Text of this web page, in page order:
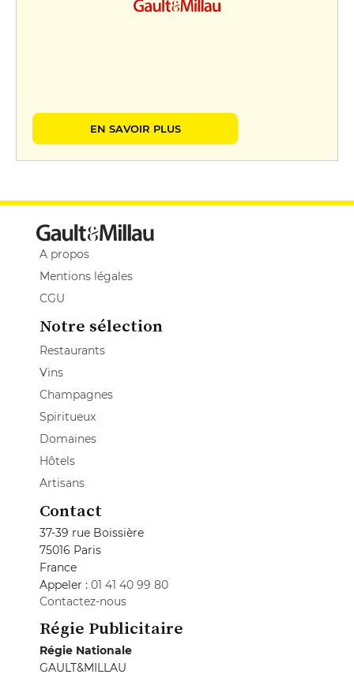
EN SAVOIR PLUS
A propos
Mentions légales
CGU
Notre sélection
Restaurants
Vins
Champagnes
Spiritueux
Domaines
Hôtels
Artisans
Contact
37-39 rue Boissière
75016 Paris
France
Appeler : 01 41 40 99 80
Contactez-nous
Régie Publicitaire
Régie Nationale
GAULT&MILLAU